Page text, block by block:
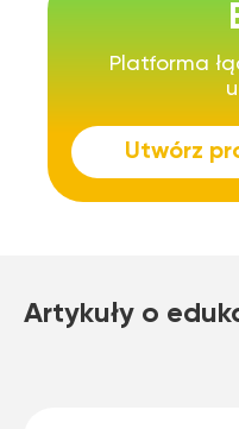
Platforma
Utwórz
Artykuły o